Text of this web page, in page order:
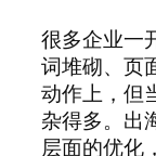
很多企业一
词堆砌、页
动作上，但
杂得多。出
层面的优化